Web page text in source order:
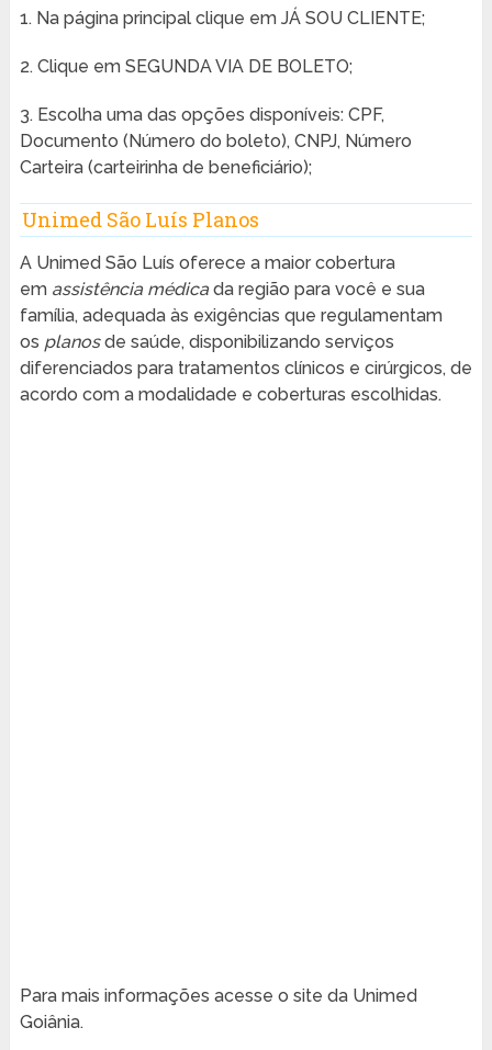
1. Na página principal clique em JÁ SOU CLIENTE;
2. Clique em SEGUNDA VIA DE BOLETO;
3. Escolha uma das opções disponíveis: CPF,
Documento (Número do boleto), CNPJ, Número
Carteira (carteirinha de beneficiário);
Unimed São Luís Planos
A Unimed São Luís oferece a maior cobertura
em assistência médicada região para você e sua
família, adequada às exigências que regulamentam
os planosde saúde, disponibilizando serviços
diferenciados para tratamentos clínicos e cirúrgicos, de
acordo com a modalidade e coberturas escolhidas.
Para mais informações acesse o site da Unimed
Goiânia.